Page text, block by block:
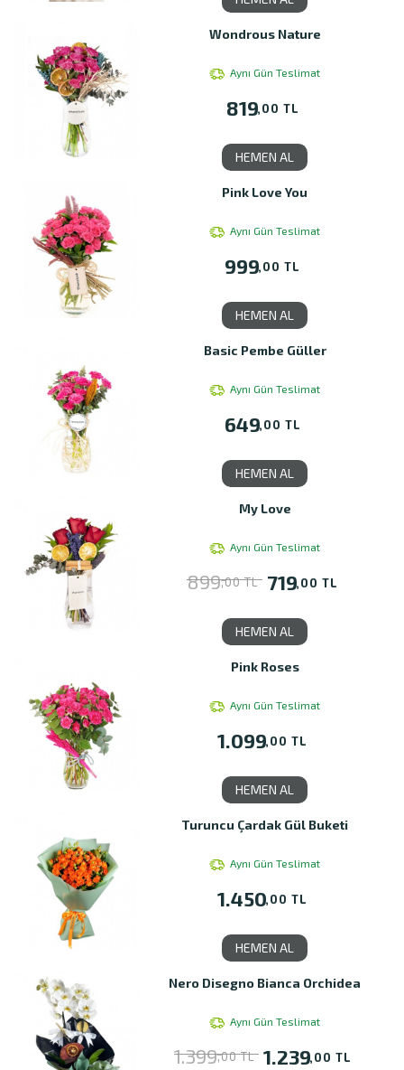
Wondrous Nature
Aynı Gün Teslimat
819,00 TL
HEMEN AL
Pink Love You
Aynı Gün Teslimat
999,00 TL
HEMEN AL
Basic Pembe Güller
Aynı Gün Teslimat
649,00 TL
HEMEN AL
My Love
Aynı Gün Teslimat
899,00 TL 719,00 TL
HEMEN AL
Pink Roses
Aynı Gün Teslimat
1.099,00 TL
HEMEN AL
Turuncu Çardak Gül Buketi
Aynı Gün Teslimat
1.450,00 TL
HEMEN AL
Nero Disegno Bianca Orchidea
Aynı Gün Teslimat
1.399,00 TL 1.239,00 TL